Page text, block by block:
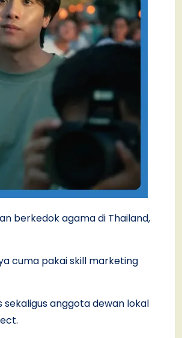
berkedok agama di Thailand,
cuma pakai skill marketing
anggota dewan lokal